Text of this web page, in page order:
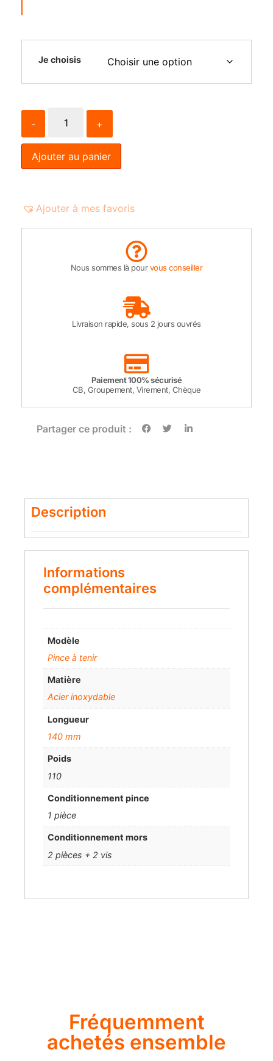
Je choisis
- +
Ajouter au panier
Ajouter à mes favoris
Nous sommes là pourvous conseiller
Livraison rapide, sous 2 jours ouvrés
Paiement 100% sécurisé
CB, Groupement, Virement, Chèque
Partager ce produit :
Description
Informations
complémentaires
Modèle
Pince à tenir
Matière
Acier inoxydable
Longueur
140 mm
Poids
110
Conditionnement pince
1 pièce
Conditionnement mors
2 pièces + 2 vis
Fréquemment
achetés ensemble